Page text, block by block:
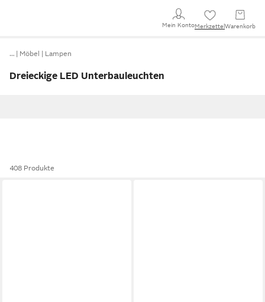
Mein KontoMerkzettel Warenkorb
… Möbel Lampen
Dreieckige LED Unterbauleuchten
408 Produkte